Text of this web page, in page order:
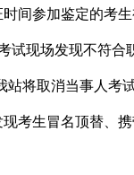
间参加鉴定的考生
试现场发现不符合
将取消当事人考
考生冒名顶替、